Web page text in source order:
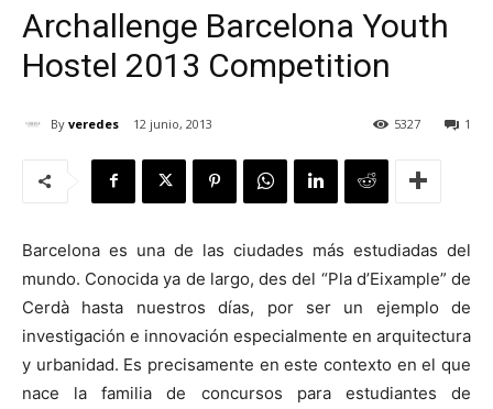
Archallenge Barcelona Youth
Hostel 2013 Competition
By veredes 12 junio, 2013 1
5327
Barcelona es una de las ciudades más estudiadas del
mundo. Conocida ya de largo, des del “Pla d’Eixample” de
Cerdà hasta nuestros días, por ser un ejemplo de
investigación e innovación especialmente en arquitectura
y urbanidad. Es precisamente en este contexto en el que
nace la familia de concursos para estudiantes de